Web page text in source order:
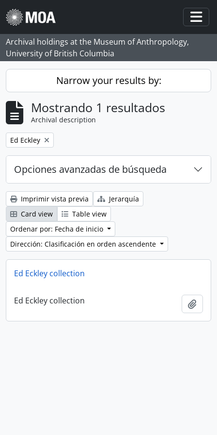
Skip to main content
Archival holdings at the Museum of Anthropology,
University of British Columbia
Narrow your results by:
Mostrando 1 resultados
Archival description
Remove filter:
Ed Eckley
Opciones avanzadas de búsqueda
Imprimir vista previa
Jerarquía
Card view
Table view
Ordenar por: Fecha de inicio
Dirección: Clasificación en orden ascendente
Ed Eckley collection
Ed Eckley collection